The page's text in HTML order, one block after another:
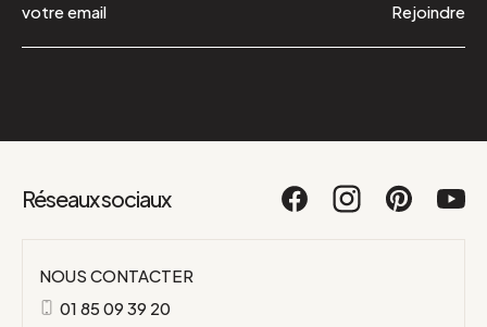
Rejoindre
Réseaux sociaux
NOUS CONTACTER
01 85 09 39 20